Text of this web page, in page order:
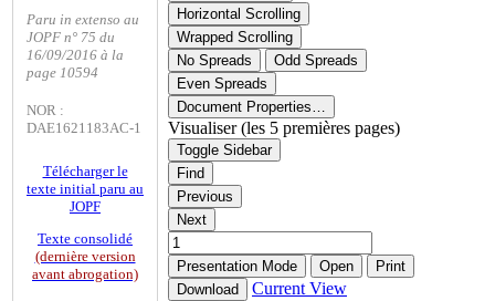
Paru in extenso au
JOPF n° 75 du
16/09/2016 à la
page 10594
NOR :
DAE1621183AC-1
Télécharger le
texte initial paru au
JOPF
Texte consolidé
(dernière version
avant abrogation)
Horizontal Scrolling
Wrapped Scrolling
No Spreads
Odd Spreads
Even Spreads
Document Properties…
Visualiser (les 5 premières pages)
Toggle Sidebar
Find
Previous
Next
Presentation Mode Open
Print
Download
Current View